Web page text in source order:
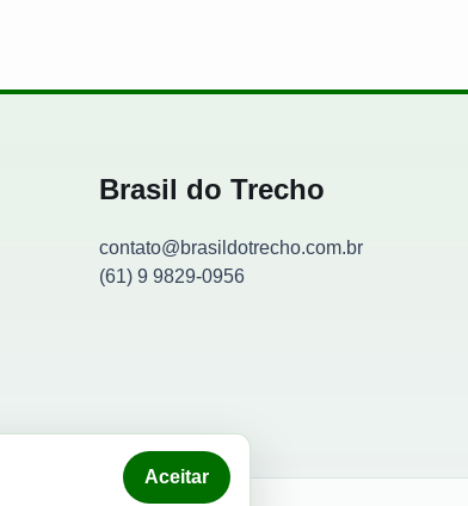
Brasil do Trecho
contato@brasildotrecho.com.br
(61) 9 9829-0956
Aceitar